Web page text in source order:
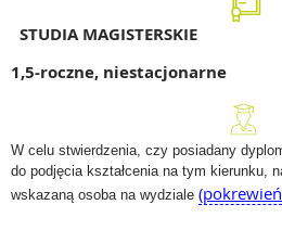
STUDIA MAGISTERSKIE
1,5-roczne, niestacjonarne
W celu stwierdzenia, czy posiadany
do podjęcia kształcenia na tym kierunku,
wskazaną osoba na wydziale